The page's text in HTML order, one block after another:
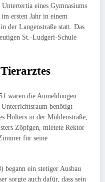
eines Gymna­siums
ersten Jahr in einem
der Langenstraße statt. Das
St.-Ludgeri-Schule
waren die Anmeldungen
Unterrichtsraum benötigt
Holters in der Mühlenstraße,
Zöpfgen, mietete Rektor
für seine
ein stetiger Ausbau
sorgte auch dafür, dass sein